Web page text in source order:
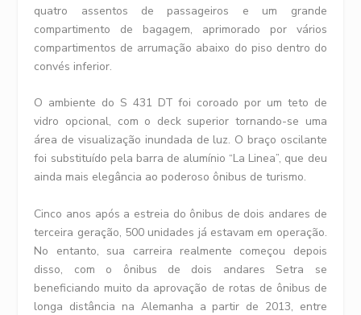
quatro assentos de passageiros e um grande
compartimento de bagagem, aprimorado por vários
compartimentos de arrumação abaixo do piso dentro do
convés inferior.
O ambiente do S 431 DT foi coroado por um teto de
vidro opcional, com o deck superior tornando-se uma
área de visualização inundada de luz. O braço oscilante
foi substituído pela barra de alumínio “La Linea”, que deu
ainda mais elegância ao poderoso ônibus de turismo.
Cinco anos após a estreia do ônibus de dois andares de
terceira geração, 500 unidades já estavam em operação.
No entanto, sua carreira realmente começou depois
disso, com o ônibus de dois andares Setra se
beneficiando muito da aprovação de rotas de ônibus de
longa distância na Alemanha a partir de 2013, entre